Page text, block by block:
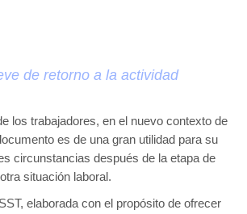
de retorno a la actividad
los trabajadores, en el nuevo contexto de
es de una gran utilidad para su
circunstancias después de la etapa de
situación laboral.
elaborada con el propósito de ofrecer